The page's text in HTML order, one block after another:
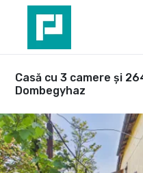
Casă cu 3 camere și
Dombegyhaz